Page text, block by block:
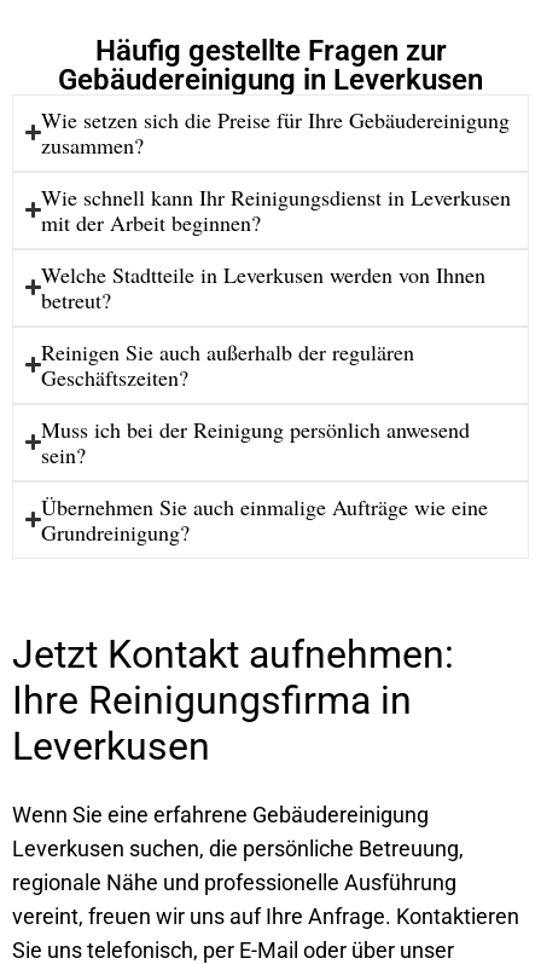
Häufig gestellte Fragen zur
Gebäudereinigung in Leverkusen
Wie setzen sich die Preise für Ihre Gebäudereinigung
zusammen?
Wie schnell kann Ihr Reinigungsdienst in Leverkusen
mit der Arbeit beginnen?
Welche Stadtteile in Leverkusen werden von Ihnen
betreut?
Reinigen Sie auch außerhalb der regulären
Geschäftszeiten?
Muss ich bei der Reinigung persönlich anwesend
sein?
Übernehmen Sie auch einmalige Aufträge wie eine
Grundreinigung?
Jetzt Kontakt aufnehmen:
Ihre Reinigungsfirma in
Leverkusen
Wenn Sie eine erfahrene Gebäudereinigung
Leverkusen suchen, die persönliche Betreuung,
regionale Nähe und professionelle Ausführung
vereint, freuen wir uns auf Ihre Anfrage. Kontaktieren
Sie uns telefonisch, per E-Mail oder über unser